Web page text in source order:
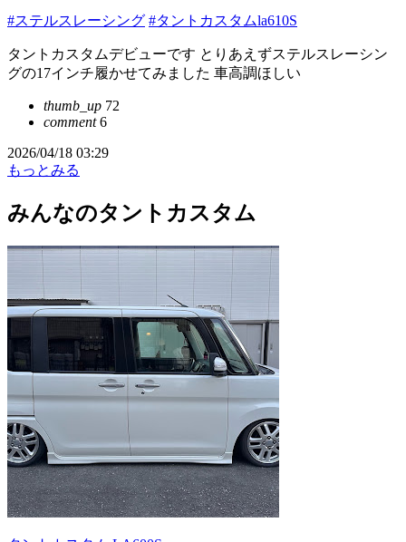
#ステルスレーシング #タントカスタムla610S
タントカスタムデビューです とりあえずステルスレーシン
グの17インチ履かせてみました 車高調ほしい
thumb_up 72
comment6
2026/04/18 03:29
もっとみる
みんなのタントカスタム